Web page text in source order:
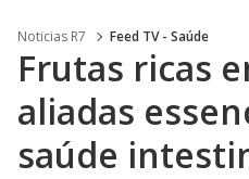
Noticias R7 Feed TV - Saúde
Frutas ricas
aliadas
saúde